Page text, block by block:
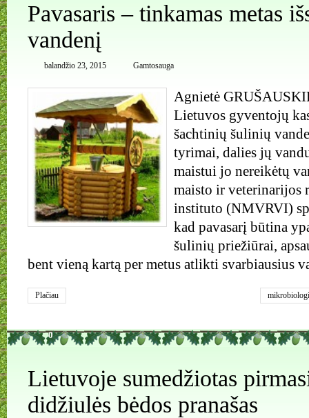
Pavasaris – tinkamas metas
vandenį
balandžio 23, 2015 Gamtosauga
Agnietė
Lietuvos gyventojų
šachtinių šulinių
tyrimai, dalies jų
maistui jo nereikėtų
maisto ir veterinarijos
instituto (NMVRVI)
kad pavasarį būtina
šulinių priežiūrai,
bent vieną kartą per metus atlikti svarbiausius
Plačiau
0
Lietuvoje sumedžiotas
didžiulės bėdos pranašas